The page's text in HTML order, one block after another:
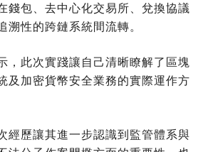
錢包、去中心化交易所、兌換協議
溯性的跨鏈系統間流轉。
，此次實踐讓自己清晰瞭解了區塊
及加密貨幣安全業務的實際運作方
經歷讓其進一步認識到監管體系與